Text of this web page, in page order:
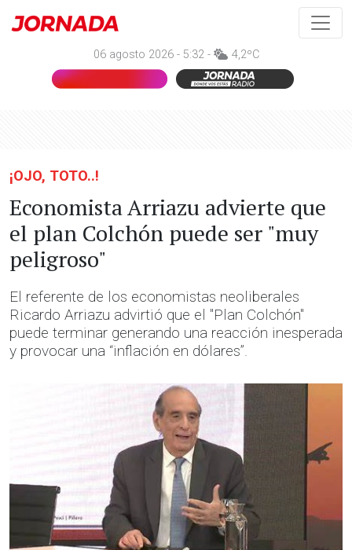
06 agosto 2026 - 5:32 - 4,2ºC
¡OJO, TOTO..!
Economista Arriazu advierte que
el plan Colchón puede ser "muy
peligroso"
El referente de los economistas neoliberales
Ricardo Arriazu advirtió que el "Plan Colchón"
puede terminar generando una reacción inesperada
y provocar una “inflación en dólares”.